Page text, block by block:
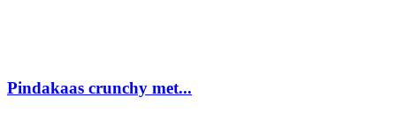
Pindakaas crunchy met...